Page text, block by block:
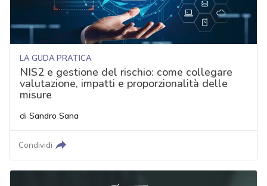
LA GUDA PRATICA
NIS2 e gestione del rischio: come collegare
valutazione, impatti e proporzionalità delle
misure
di Sandro Sana
Condividi